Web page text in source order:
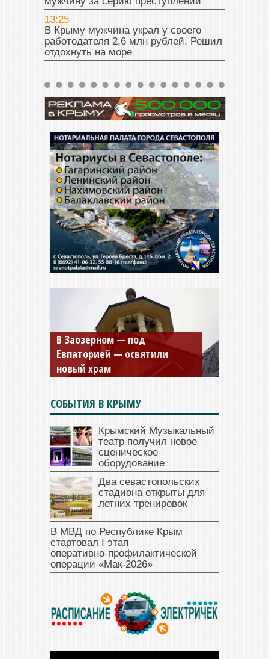
13:25
В Крыму мужчина украл у своего
работодателя 2,6 млн рублей. Решил
отдохнуть на море
В Заозерном — под
Евпаторией — освятили
новый храм
Мужской монастырь Косьмы
и Дамиана в Крыму вновь
открыт для посещения
СОБЫТИЯ В КРЫМУ
Крымский Музыкальный
театр получил новое
сценическое
оборудование
Два севастопольских
стадиона открыты для
летних тренировок
В МВД по Республике Крым
стартовал I этап
оперативно‑профилактической
операции «Мак‑2026»